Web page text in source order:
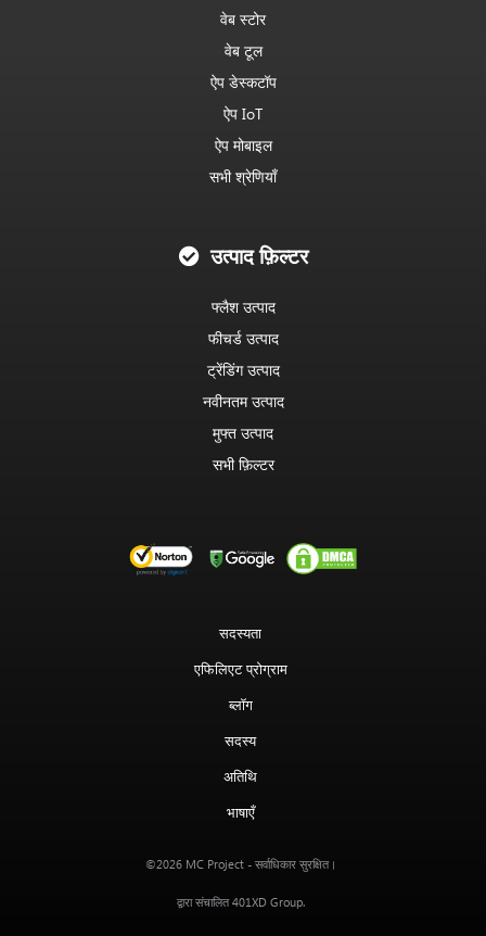
वेब स्टोर
वेब टूल
ऐप डेस्कटॉप
ऐप IoT
ऐप मोबाइल
सभी श्रेणियाँ
उत्पाद फ़िल्टर
फ्लैश उत्पाद
फीचर्ड उत्पाद
ट्रेंडिंग उत्पाद
नवीनतम उत्पाद
मुफ्त उत्पाद
सभी फ़िल्टर
सदस्यता
एफिलिएट प्रोग्राम
ब्लॉग
सदस्य
अतिथि
भाषाएँ
©2026 MC Project - सर्वाधिकार सुरक्षित।
द्वारा संचालित401XD Group.